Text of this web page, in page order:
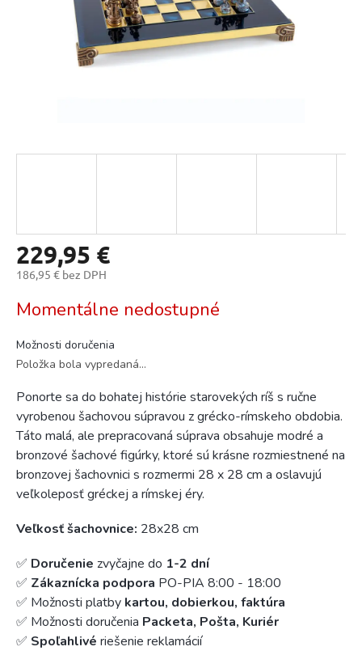
229,95 €
186,95 € bez DPH
cena:
Momentálne nedostupné
Možnosti doručenia
Položka bola vypredaná…
Ponorte sa do bohatej histórie starovekých ríš s ručne
vyrobenou šachovou súpravou z grécko-rímskeho obdobia.
Táto malá, ale prepracovaná súprava obsahuje modré a
bronzové šachové figúrky, ktoré sú krásne rozmiestnené na
bronzovej šachovnici s rozmermi 28 x 28 cm a oslavujú
veľkoleposť gréckej a rímskej éry.
Veľkosť šachovnice: 28x28 cm
✅ Doručenie zvyčajne do 1-2 dní
✅ Zákaznícka podpora PO-PIA 8:00 - 18:00
✅ Možnosti platby kartou, dobierkou, faktúra
✅ Možnosti doručenia Packeta, Pošta, Kuriér
✅ Spoľahlivé riešenie reklamácií